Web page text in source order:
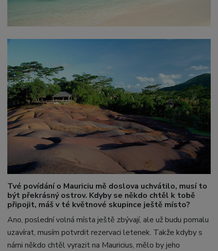
Tvé povídání o Mauriciu mě doslova uchvátilo, musí to
být překrásný ostrov. Kdyby se někdo chtěl k tobě
připojit, máš v té květnové skupince ještě místo?
Ano, poslední volná místa ještě zbývají, ale už budu pomalu
uzavírat, musím potvrdit rezervaci letenek. Takže kdyby s
námi někdo chtěl vyrazit na Mauricius, mělo by jeho